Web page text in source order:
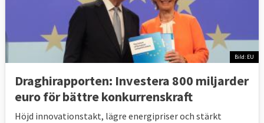
Bild: EU
Draghirapporten: Investera 800 miljarder
euro för bättre konkurrenskraft
Höjd innovationstakt, lägre energipriser och stärkt